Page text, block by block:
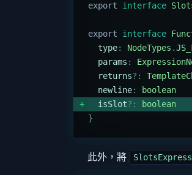
export interface
export interface
  type
: NodeTypes .
  params
:
  returns
?:
  newline
:
boolean
  isSlot
?:
boolean
}
此外，將